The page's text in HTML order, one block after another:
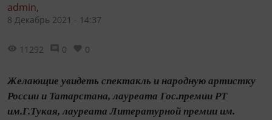
admin,
8 Декабрь 2021 - 14:37
11292 0 0
Желающие увидеть спектакль и народную артистку
России и Татарстана, лауреата Гос.премии РТ
им.Г.Тукая, лауреата Литературной премии им.